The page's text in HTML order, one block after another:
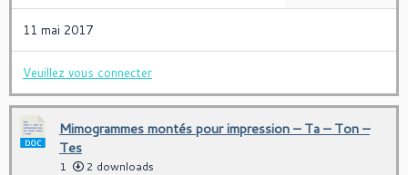
11 mai 2017
Veuillez vous connecter
Mimogrammes montés pour impression – Ta – Ton –
Tes
1 2 downloads